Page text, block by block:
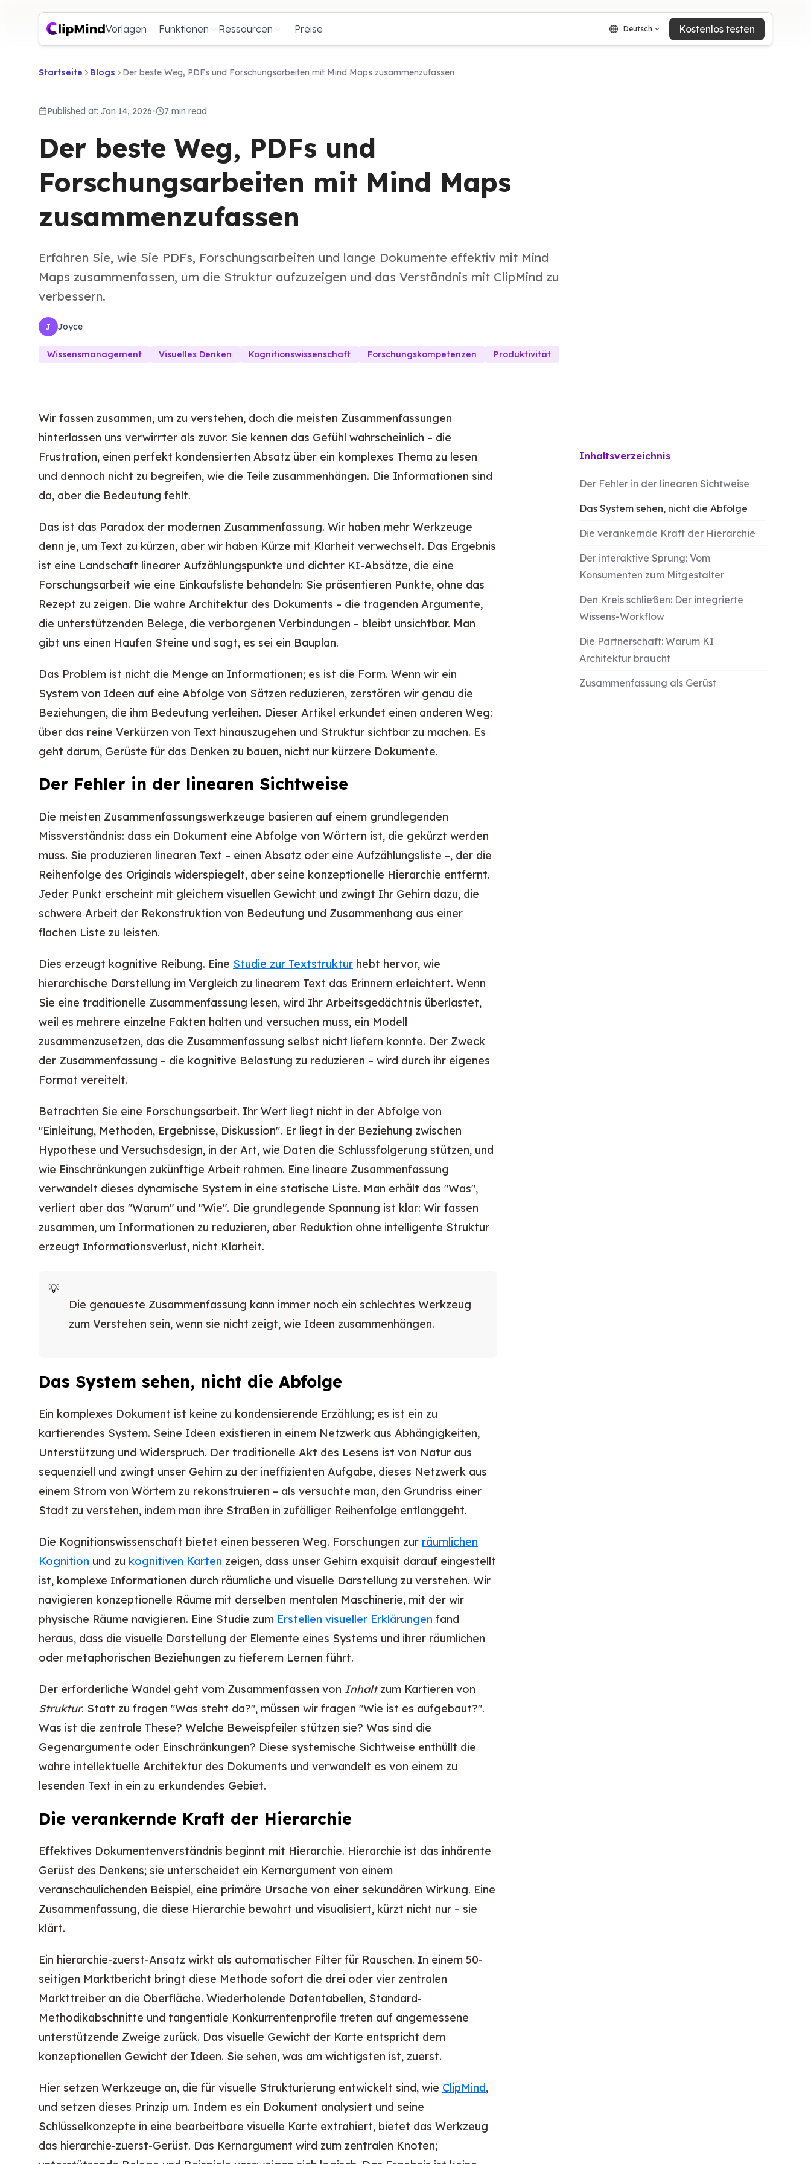
Vorlagen Funktionen Ressourcen Preise Deutsch Kostenlos testen
Startseite Blogs Der beste Weg, PDFs und Forschungsarbeiten mit Mind Maps zusammenzufassen
Published at: Jan 14, 2026• 7 min read
Der beste Weg, PDFs und
Forschungsarbeiten mit Mind Maps
zusammenzufassen
Erfahren Sie, wie Sie PDFs, Forschungsarbeiten und lange Dokumente effektiv mit Mind
Maps zusammenfassen, um die Struktur aufzuzeigen und das Verständnis mit ClipMind zu
verbessern.
J Joyce
Wissensmanagement Visuelles Denken Kognitionswissenschaft Forschungskompetenzen Produktivität
Wir fassen zusammen, um zu verstehen, doch die meisten Zusammenfassungen
hinterlassen uns verwirrter als zuvor. Sie kennen das Gefühl wahrscheinlich – die
Frustration, einen perfekt kondensierten Absatz über ein komplexes Thema zu lesen
und dennoch nicht zu begreifen, wie die Teile zusammenhängen. Die Informationen sind
da, aber die Bedeutung fehlt.
Das ist das Paradox der modernen Zusammenfassung. Wir haben mehr Werkzeuge
denn je, um Text zu kürzen, aber wir haben Kürze mit Klarheit verwechselt. Das Ergebnis
ist eine Landschaft linearer Aufzählungspunkte und dichter KI-Absätze, die eine
Forschungsarbeit wie eine Einkaufsliste behandeln: Sie präsentieren Punkte, ohne das
Rezept zu zeigen. Die wahre Architektur des Dokuments – die tragenden Argumente,
die unterstützenden Belege, die verborgenen Verbindungen – bleibt unsichtbar. Man
gibt uns einen Haufen Steine und sagt, es sei ein Bauplan.
Das Problem ist nicht die Menge an Informationen; es ist die Form. Wenn wir ein
System von Ideen auf eine Abfolge von Sätzen reduzieren, zerstören wir genau die
Beziehungen, die ihm Bedeutung verleihen. Dieser Artikel erkundet einen anderen Weg:
über das reine Verkürzen von Text hinauszugehen und Struktur sichtbar zu machen. Es
geht darum, Gerüste für das Denken zu bauen, nicht nur kürzere Dokumente.
Der Fehler in der linearen Sichtweise
Die meisten Zusammenfassungswerkzeuge basieren auf einem grundlegenden
Missverständnis: dass ein Dokument eine Abfolge von Wörtern ist, die gekürzt werden
muss. Sie produzieren linearen Text – einen Absatz oder eine Aufzählungsliste –, der die
Reihenfolge des Originals widerspiegelt, aber seine konzeptionelle Hierarchie entfernt.
Jeder Punkt erscheint mit gleichem visuellen Gewicht und zwingt Ihr Gehirn dazu, die
schwere Arbeit der Rekonstruktion von Bedeutung und Zusammenhang aus einer
flachen Liste zu leisten.
Dies erzeugt kognitive Reibung. Eine Studie zur Textstruktur hebt hervor, wie
hierarchische Darstellung im Vergleich zu linearem Text das Erinnern erleichtert. Wenn
Sie eine traditionelle Zusammenfassung lesen, wird Ihr Arbeitsgedächtnis überlastet,
weil es mehrere einzelne Fakten halten und versuchen muss, ein Modell
zusammenzusetzen, das die Zusammenfassung selbst nicht liefern konnte. Der Zweck
der Zusammenfassung – die kognitive Belastung zu reduzieren – wird durch ihr eigenes
Format vereitelt.
Betrachten Sie eine Forschungsarbeit. Ihr Wert liegt nicht in der Abfolge von
"Einleitung, Methoden, Ergebnisse, Diskussion". Er liegt in der Beziehung zwischen
Hypothese und Versuchsdesign, in der Art, wie Daten die Schlussfolgerung stützen, und
wie Einschränkungen zukünftige Arbeit rahmen. Eine lineare Zusammenfassung
verwandelt dieses dynamische System in eine statische Liste. Man erhält das "Was",
verliert aber das "Warum" und "Wie". Die grundlegende Spannung ist klar: Wir fassen
zusammen, um Informationen zu reduzieren, aber Reduktion ohne intelligente Struktur
erzeugt Informationsverlust, nicht Klarheit.
Die genaueste Zusammenfassung kann immer noch ein schlechtes Werkzeug
zum Verstehen sein, wenn sie nicht zeigt, wie Ideen zusammenhängen.
Das System sehen, nicht die Abfolge
Ein komplexes Dokument ist keine zu kondensierende Erzählung; es ist ein zu
kartierendes System. Seine Ideen existieren in einem Netzwerk aus Abhängigkeiten,
Unterstützung und Widerspruch. Der traditionelle Akt des Lesens ist von Natur aus
sequenziell und zwingt unser Gehirn zu der ineffizienten Aufgabe, dieses Netzwerk aus
einem Strom von Wörtern zu rekonstruieren – als versuchte man, den Grundriss einer
Stadt zu verstehen, indem man ihre Straßen in zufälliger Reihenfolge entlanggeht.
Die Kognitionswissenschaft bietet einen besseren Weg. Forschungen zur räumlichen
Kognition und zu kognitiven Karten zeigen, dass unser Gehirn exquisit darauf eingestellt
ist, komplexe Informationen durch räumliche und visuelle Darstellung zu verstehen. Wir
navigieren konzeptionelle Räume mit derselben mentalen Maschinerie, mit der wir
physische Räume navigieren. Eine Studie zum Erstellen visueller Erklärungen fand
heraus, dass die visuelle Darstellung der Elemente eines Systems und ihrer räumlichen
oder metaphorischen Beziehungen zu tieferem Lernen führt.
Der erforderliche Wandel geht vom Zusammenfassen von Inhaltzum Kartieren von
Struktur. Statt zu fragen "Was steht da?", müssen wir fragen "Wie ist es aufgebaut?".
Was ist die zentrale These? Welche Beweispfeiler stützen sie? Was sind die
Gegenargumente oder Einschränkungen? Diese systemische Sichtweise enthüllt die
wahre intellektuelle Architektur des Dokuments und verwandelt es von einem zu
lesenden Text in ein zu erkundendes Gebiet.
Die verankernde Kraft der Hierarchie
Effektives Dokumentenverständnis beginnt mit Hierarchie. Hierarchie ist das inhärente
Gerüst des Denkens; sie unterscheidet ein Kernargument von einem
veranschaulichenden Beispiel, eine primäre Ursache von einer sekundären Wirkung. Eine
Zusammenfassung, die diese Hierarchie bewahrt und visualisiert, kürzt nicht nur – sie
klärt.
Ein hierarchie-zuerst-Ansatz wirkt als automatischer Filter für Rauschen. In einem 50-
seitigen Marktbericht bringt diese Methode sofort die drei oder vier zentralen
Markttreiber an die Oberfläche. Wiederholende Datentabellen, Standard-
Methodikabschnitte und tangentiale Konkurrentenprofile treten auf angemessene
unterstützende Zweige zurück. Das visuelle Gewicht der Karte entspricht dem
konzeptionellen Gewicht der Ideen. Sie sehen, was am wichtigsten ist, zuerst.
Hier setzen Werkzeuge an, die für visuelle Strukturierung entwickelt sind, wie ClipMind,
und setzen dieses Prinzip um. Indem es ein Dokument analysiert und seine
Schlüsselkonzepte in eine bearbeitbare visuelle Karte extrahiert, bietet das Werkzeug
das hierarchie-zuerst-Gerüst. Das Kernargument wird zum zentralen Knoten;
Inhaltsverzeichnis
Der Fehler in der linearen Sichtweise
Das System sehen, nicht die Abfolge
Die verankernde Kraft der Hierarchie
Der interaktive Sprung: Vom
Konsumenten zum Mitgestalter
Den Kreis schließen: Der integrierte
Wissens-Workflow
Die Partnerschaft: Warum KI
Architektur braucht
Zusammenfassung als Gerüst